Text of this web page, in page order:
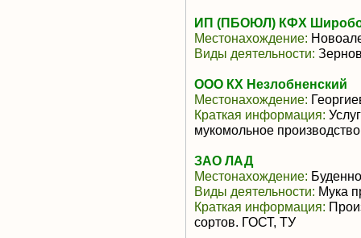
ИП (ПБОЮЛ) КФХ
Местонахождение:
Виды деятельности:
ООО КХ Незлобненский
Местонахождение:
Краткая информация:
мукомольное
ЗАО ЛАД
Местонахождение:
Виды деятельности: Мука
Краткая информация:
сортов. ГОСТ, ТУ